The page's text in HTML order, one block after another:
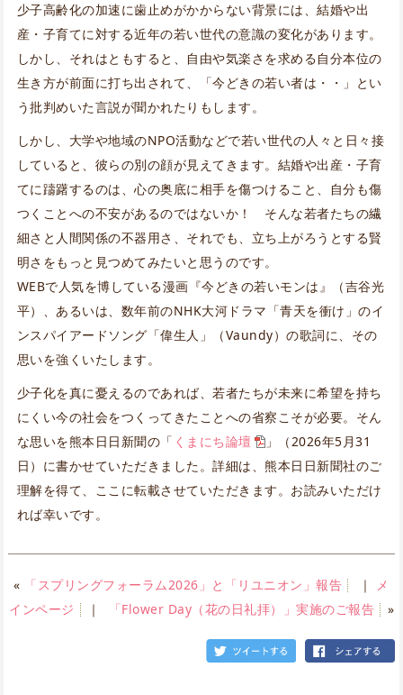
少子高齢化の加速に歯止めがかからない背景には、結婚や出
産・子育てに対する近年の若い世代の意識の変化があります。
しかし、それはともすると、自由や気楽さを求める自分本位の
生き方が前面に打ち出されて、「今どきの若い者は・・」とい
う批判めいた言説が聞かれたりもします。
しかし、大学や地域のNPO活動などで若い世代の人々と日々接
していると、彼らの別の顔が見えてきます。結婚や出産・子育
てに躊躇するのは、心の奥底に相手を傷つけること、自分も傷
つくことへの不安があるのではないか！ そんな若者たちの繊
細さと人間関係の不器用さ、それでも、立ち上がろうとする賢
明さをもっと見つめてみたいと思うのです。
WEBで人気を博している漫画『今どきの若いモンは』（吉谷光
平）、あるいは、数年前のNHK大河ドラマ「青天を衝け」のイ
ンスパイアードソング「偉生人」（Vaundy）の歌詞に、その
思いを強くいたします。
少子化を真に憂えるのであれば、若者たちが未来に希望を持ち
にくい今の社会をつくってきたことへの省察こそが必要。そん
な思いを熊本日日新聞の「 くまにち論壇
」（2026年5月31
日）に書かせていただきました。詳細は、熊本日日新聞社のご
理解を得て、ここに転載させていただきます。お読みいただけ
れば幸いです。
« 「スプリングフォーラム2026」と「リユニオン」報告 ｜ メ
インページ
｜ 「Flower Day（花の日礼拝）」実施のご報告 »